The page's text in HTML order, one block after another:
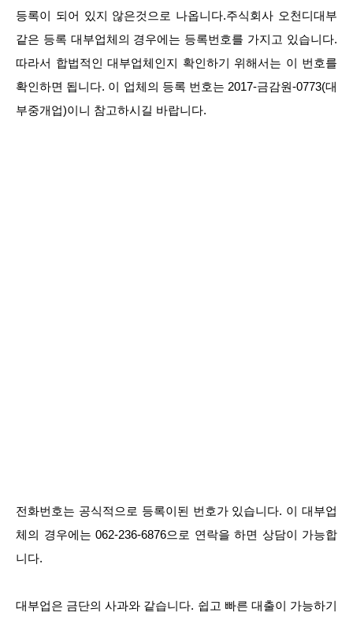
등록이 되어 있지 않은것으로 나옵니다.주식회사 오천디대부
같은 등록 대부업체의 경우에는 등록번호를 가지고 있습니다.
따라서 합법적인 대부업체인지 확인하기 위해서는 이 번호를
확인하면 됩니다. 이 업체의 등록 번호는 2017-금감원-0773(대
부중개업)이니 참고하시길 바랍니다.
전화번호는 공식적으로 등록이된 번호가 있습니다. 이 대부업
체의 경우에는 062-236-6876으로 연락을 하면 상담이 가능합
니다.
대부업은 금단의 사과와 같습니다. 쉽고 빠른 대출이 가능하기